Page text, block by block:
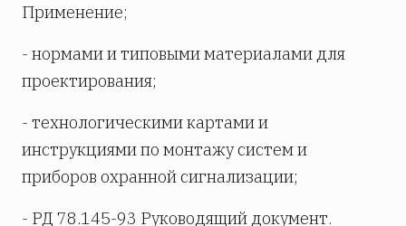
Применение;
- нормами и типовыми материалами для
проектирования;
- технологическими картами и
инструкциями по монтажу систем и
приборов охранной сигнализации;
- РД 78.145-93 Руководящий документ.